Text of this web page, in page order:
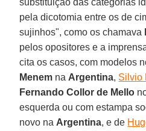
pela dicotomia entre os de
sujinhos", como os chamava
pelos opositores e a
cita os casos, com modelos
Menem na Argentina, Silvio
Fernando Collor de Mello
esquerda ou com estampa
novo na Argentina, e de